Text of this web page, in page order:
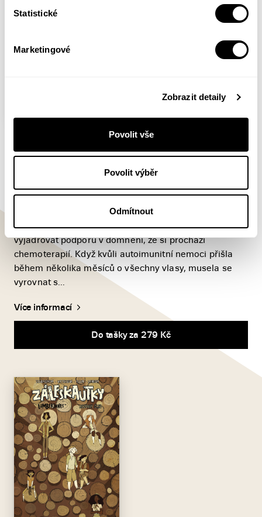
Statistické
Marketingové
Zobrazit detaily
Povolit vše
Povolit výběr
Odmítnout
Štěpánka Jislová, Tereza Drahoňovská
kluk. Neuměla si představit, že se jí bude stýskat po
culíku, který ji lechtal na zádech. A už vůbec by ji
nenapadlo, že blízké okolí i lidé na ulici jí budou
vyjadřovat podporu v domnění, že si prochází
chemoterapií. Když kvůli autoimunitní nemoci přišla
během několika měsíců o všechny vlasy, musela se
vyrovnat s...
Do tašky za 279 Kč
Více informací